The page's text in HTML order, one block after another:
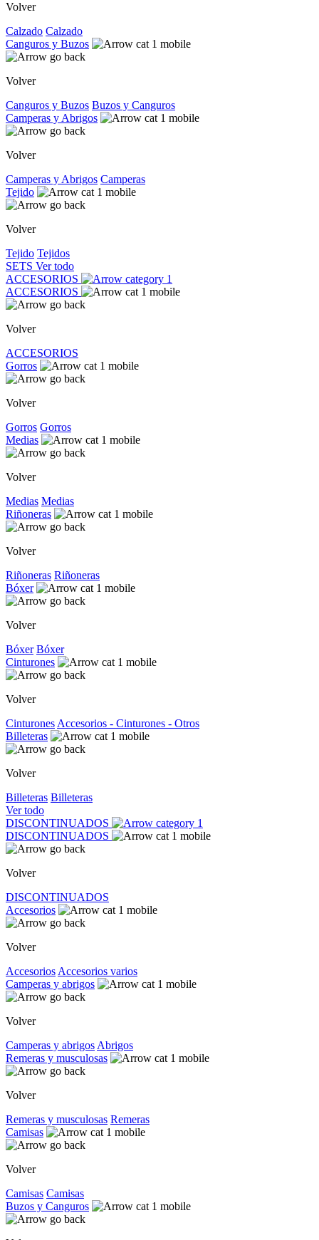
Volver
Calzado Calzado
Canguros y Buzos
Volver
Canguros y Buzos Buzos y Canguros
Camperas y Abrigos
Volver
Camperas y Abrigos Camperas
Tejido
Volver
Tejido Tejidos
SETS Ver todo
ACCESORIOS
ACCESORIOS
Volver
ACCESORIOS
Gorros
Volver
Gorros Gorros
Medias
Volver
Medias Medias
Riñoneras
Volver
Riñoneras Riñoneras
Bóxer
Volver
Bóxer Bóxer
Cinturones
Volver
Cinturones Accesorios - Cinturones - Otros
Billeteras
Volver
Billeteras Billeteras
Ver todo
DISCONTINUADOS
DISCONTINUADOS
Volver
DISCONTINUADOS
Accesorios
Volver
Accesorios Accesorios varios
Camperas y abrigos
Volver
Camperas y abrigos Abrigos
Remeras y musculosas
Volver
Remeras y musculosas Remeras
Camisas
Volver
Camisas Camisas
Buzos y Canguros